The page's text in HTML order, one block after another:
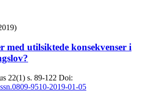
med utilsiktede konsekvenser i
22(1) s. 89-122 Doi:
9510-2019-01-05